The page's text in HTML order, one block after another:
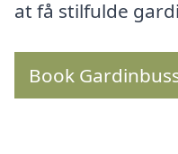
at få stilfulde
Book